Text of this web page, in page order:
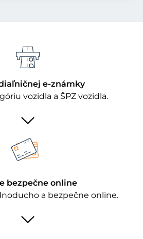
e-známky
vozidla a ŠPZ vozidla.
bezpečne online
a bezpečne online.